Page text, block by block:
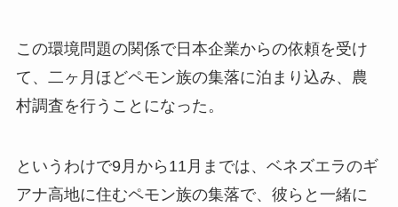
この環境問題の関係で日本企業からの依頼を受け
て、二ヶ月ほどペモン族の集落に泊まり込み、農
村調査を行うことになった。
というわけで9月から11月までは、ベネズエラのギ
アナ高地に住むペモン族の集落で、彼らと一緒に